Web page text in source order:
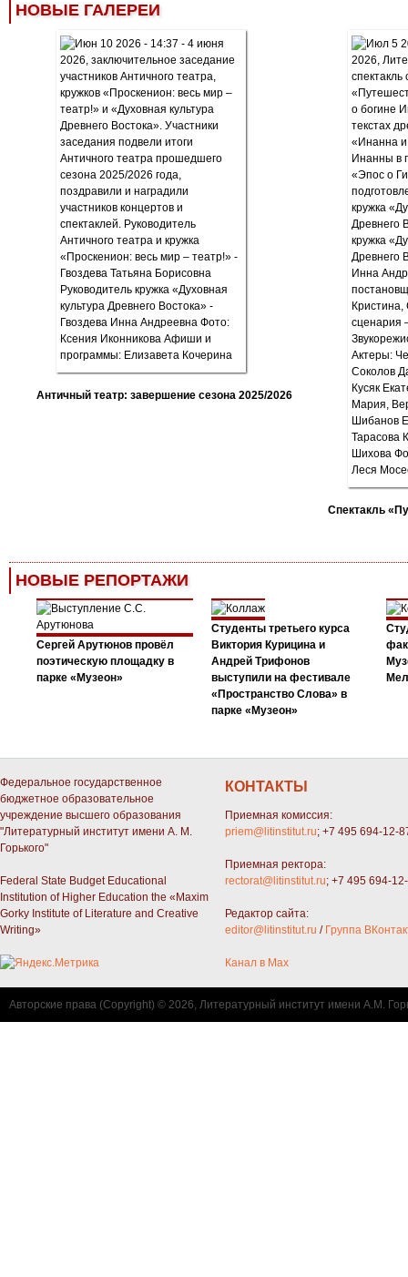
НОВЫЕ ГАЛЕРЕИ
Античный театр: завершение сезона 2025/2026
Спектакль
НОВЫЕ РЕПОРТАЖИ
Сергей Арутюнов провёл
поэтическую площадку в
парке «Музеон»
Студенты третьего курса
Виктория Курицина и
Андрей Трифонов
выступили на фестивале
«Пространство Слова» в
парке «Музеон»
Федеральное государственное
бюджетное образовательное
учреждение высшего образования
"Литературный институт имени А. М.
Горького"
Federal State Budget Educational
Institution of Higher Education the «Maxim
Gorky Institute of Literature and Creative
Writing»
КОНТАКТЫ
Приемная комиссия:
priem@litinstitut.ru; +7 495 694-12-
Приемная ректора:
rectorat@litinstitut.ru; +7 495 694-
Редактор сайта:
editor@litinstitut.ru / Группа
Канал в Max
Авторские права (Copyright) © 2026, Литературный институт имени А.М.